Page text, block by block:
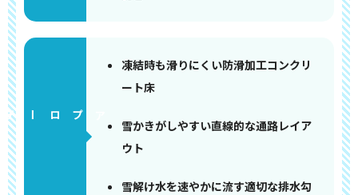
アプローチ
凍結時も滑りにくい防滑加工コンクリ
ート床
雪かきがしやすい直線的な通路レイア
ウト
雪解け水を速やかに流す適切な排水勾